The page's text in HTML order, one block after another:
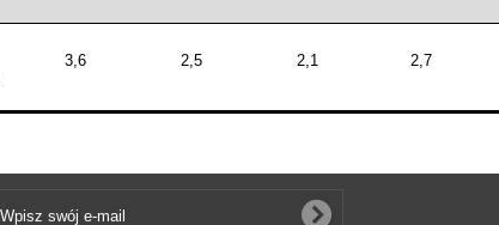
3,6 2,5 2,1 2,7